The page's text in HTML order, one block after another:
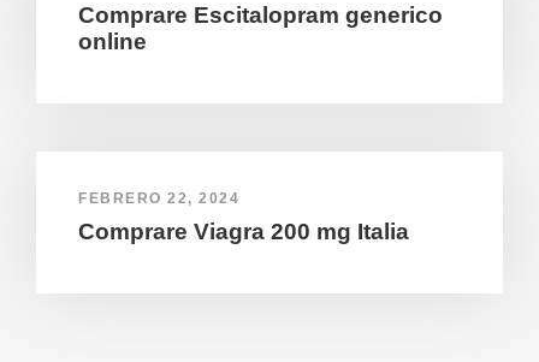
Comprare Escitalopram generico
online
FEBRERO 22, 2024
Comprare Viagra 200 mg Italia